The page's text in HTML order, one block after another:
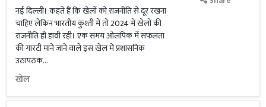
नई दिल्ली। कहते हैं कि खेलों को राजनीति से दूर रखना
चाहिए लेकिन भारतीय कुश्ती में तो 2024 में खेलों की
राजनीति ही हावी रही। एक समय ओलंपिक में सफलता
की गारंटी माने जाने वाले इस खेल में प्रशासनिक
उठापठक...
खेल